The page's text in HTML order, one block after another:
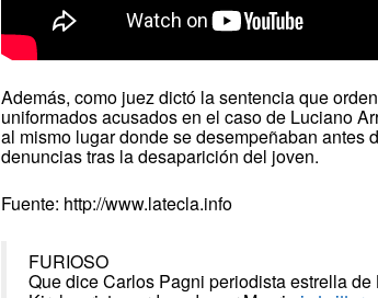
Además, como juez dictó la sentencia que
uniformados acusados en el caso de Luciano
al mismo lugar donde se desempeñaban antes
denuncias tras la desaparición del joven.
Fuente: http://www.latecla.info
FURIOSO
Que dice Carlos Pagni periodista estrella